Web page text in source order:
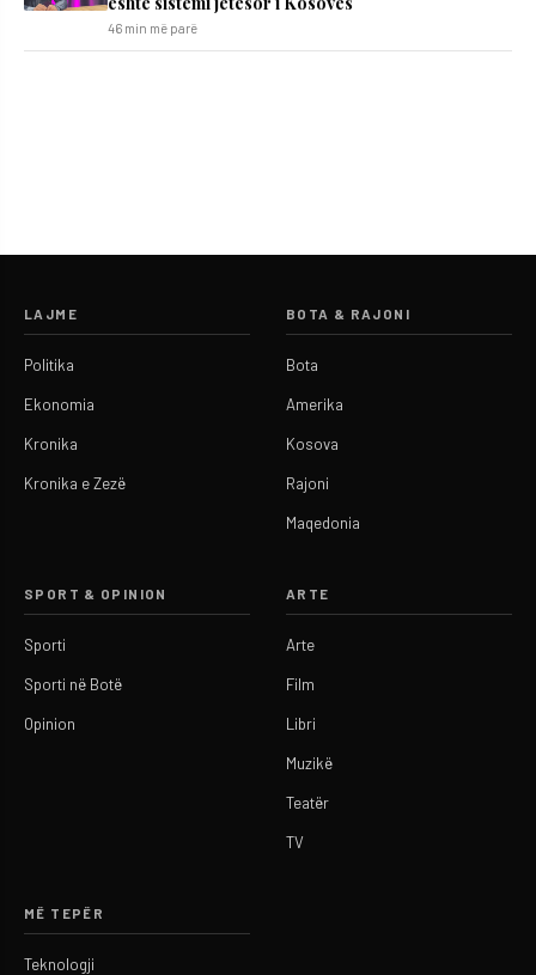
46 min më parë
LAJME
Politika
Ekonomia
Kronika
Kronika e Zezë
BOTA & RAJONI
Bota
Amerika
Kosova
Rajoni
Maqedonia
SPORT & OPINION
Sporti
Sporti në Botë
Opinion
ARTE
Arte
Film
Libri
Muzikë
Teatër
TV
MË TEPËR
Teknologji